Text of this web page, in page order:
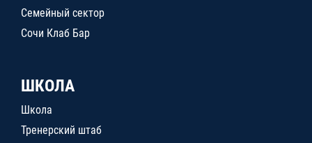
Семейный сектор
Сочи Клаб Бар
ШКОЛА
Школа
Тренерский штаб